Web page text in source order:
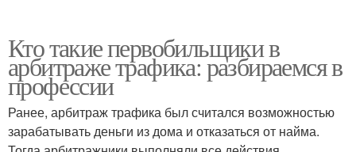
Кто такие первобильщики в
арбитраже трафика: разбираемся в
профессии
Ранее, арбитраж трафика был считался возможностью
зарабатывать деньги из дома и отказаться от найма.